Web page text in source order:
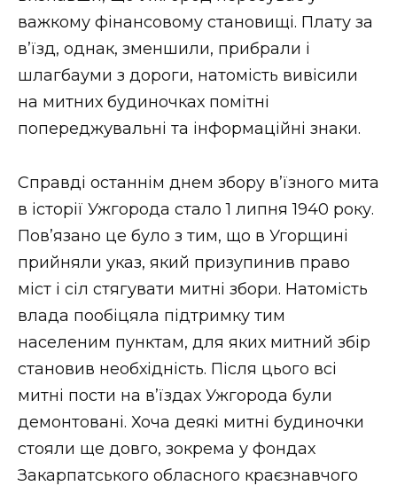
важкому фінансовому становищі. Плату за
в’їзд, однак, зменшили, прибрали і
шлагбауми з дороги, натомість вивісили
на митних будиночках помітні
попереджувальні та інформаційні знаки.
Справді останнім днем збору в’їзного мита
в історії Ужгорода стало 1 липня 1940 року.
Пов’язано це було з тим, що в Угорщині
прийняли указ, який призупинив право
міст і сіл стягувати митні збори. Натомість
влада пообіцяла підтримку тим
населеним пунктам, для яких митний збір
становив необхідність. Після цього всі
митні пости на в’їздах Ужгорода були
демонтовані. Хоча деякі митні будиночки
стояли ще довго, зокрема у фондах
Закарпатського обласного краєзнавчого